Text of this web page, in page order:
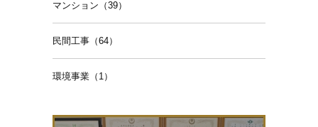
マンション（39）
民間工事（64）
環境事業（1）